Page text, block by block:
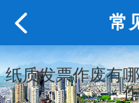
常
纸质发票作废有